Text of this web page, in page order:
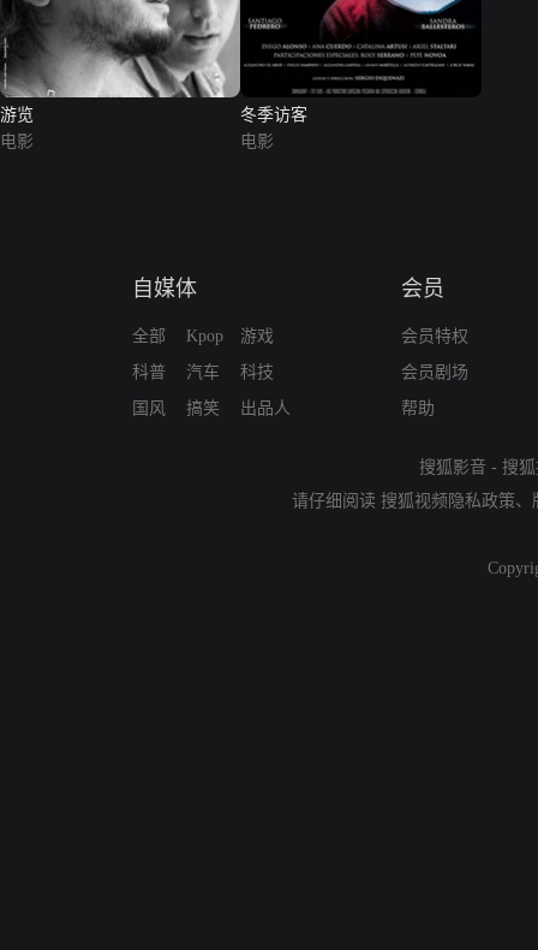
游览
电影
冬季访客
电影
自媒体
全部
科普
国风
Kpop
汽车
搞笑
游戏
科技
出品人
会员
会员特权
会员剧场
帮助
搜狐影音 - 搜
请仔细阅读 搜狐视频隐私政策、